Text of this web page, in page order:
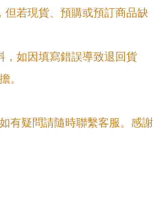
但若現貨、預購或預訂商品缺
，如因填寫錯誤導致退回貨
。
有疑問請隨時聯繫客服。感謝